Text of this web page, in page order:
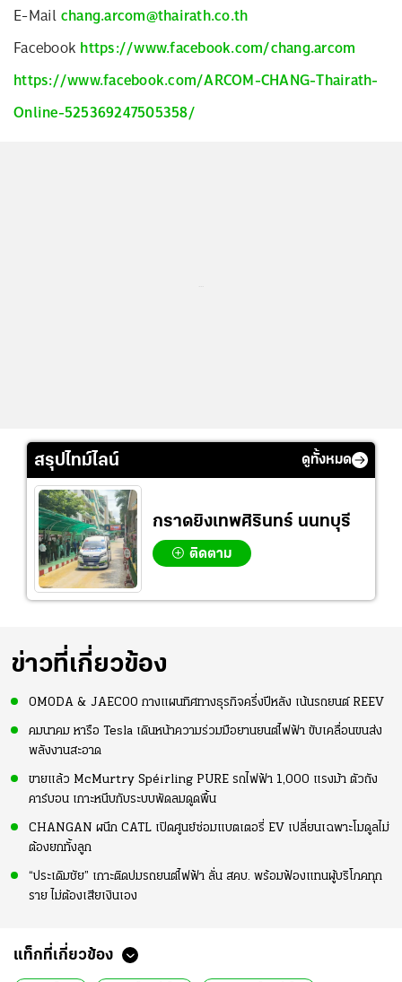
E-Mailchang.arcom@thairath.co.th
Facebook https://www.facebook.com/chang.arcom
https://www.facebook.com/ARCOM-CHANG-Thairath-
Online-525369247505358/
สรุปไทม์ไลน์ ดูทั้งหมด
กราดยิงเทพศิรินทร์ นนทบุรี
ติดตาม
ข่าวที่เกี่ยวข้อง
OMODA & JAECOO กางแผนทิศทางธุรกิจครึ่งปีหลัง เน้นรถยนต์ REEV
คมนาคม หารือ Tesla เดินหน้าความร่วมมือยานยนต์ไฟฟ้า ขับเคลื่อนขนส่ง
พลังงานสะอาด
ขายแล้ว McMurtry Spéirling PURE รถไฟฟ้า 1,000 แรงม้า ตัวถัง
คาร์บอน เกาะหนึบกับระบบพัดลมดูดพื้น
CHANGAN ผนึก CATL เปิดศูนย์ซ่อมแบตเตอรี่ EV เปลี่ยนเฉพาะโมดูลไม่
ต้องยกทั้งลูก
“ประเดิมชัย” เกาะติดปมรถยนต์ไฟฟ้า ลั่น สคบ. พร้อมฟ้องแทนผู้บริโภคทุก
ราย ไม่ต้องเสียเงินเอง
แท็กที่เกี่ยวข้อง